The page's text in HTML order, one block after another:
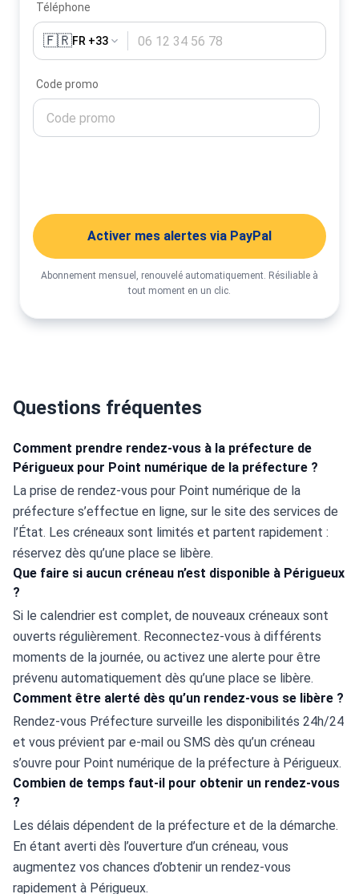
Téléphone
🇫🇷FR +33
Code promo
Activer mes alertes via PayPal
Abonnement mensuel, renouvelé automatiquement. Résiliable à
tout moment en un clic.
Questions fréquentes
Comment prendre rendez-vous à la préfecture de
Périgueux pour Point numérique de la préfecture ?
La prise de rendez-vous pour Point numérique de la
préfecture s’effectue en ligne, sur le site des services de
l’État. Les créneaux sont limités et partent rapidement :
réservez dès qu’une place se libère.
Que faire si aucun créneau n’est disponible à Périgueux
?
Si le calendrier est complet, de nouveaux créneaux sont
ouverts régulièrement. Reconnectez-vous à différents
moments de la journée, ou activez une alerte pour être
prévenu automatiquement dès qu’une place se libère.
Comment être alerté dès qu’un rendez-vous se libère ?
Rendez-vous Préfecture surveille les disponibilités 24h/24
et vous prévient par e-mail ou SMS dès qu’un créneau
s’ouvre pour Point numérique de la préfecture à Périgueux.
Combien de temps faut-il pour obtenir un rendez-vous
?
Les délais dépendent de la préfecture et de la démarche.
En étant averti dès l’ouverture d’un créneau, vous
augmentez vos chances d’obtenir un rendez-vous
rapidement à Périgueux.